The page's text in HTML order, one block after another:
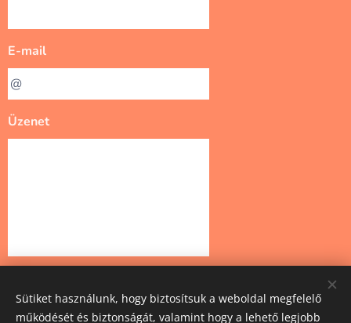
E-mail
Üzenet
Sütiket használunk, hogy biztosítsuk a weboldal megfelelő
működését és biztonságát, valamint hogy a lehető legjobb